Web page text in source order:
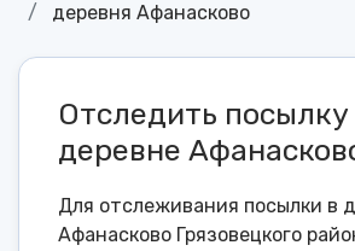
деревня Афанасково
Отследить посылку
деревне
Для отслеживания посылки в
Афанасково Грязовецкого